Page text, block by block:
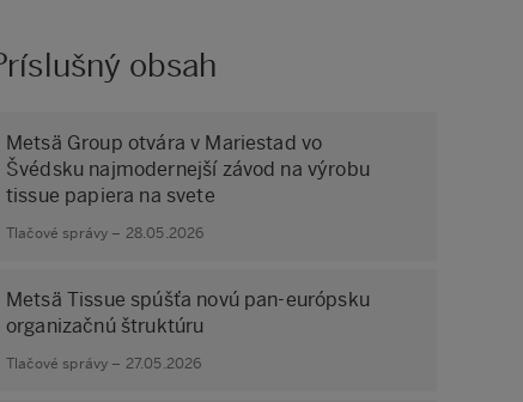
obsah
Metsä Group otvára v Mariestad vo
Švédsku najmodernejší závod na výrobu
tissue papiera na svete
Tlačové správy – 28.05.2026
Metsä Tissue spúšťa novú pan-európsku
organizačnú štruktúru
Tlačové správy – 27.05.2026